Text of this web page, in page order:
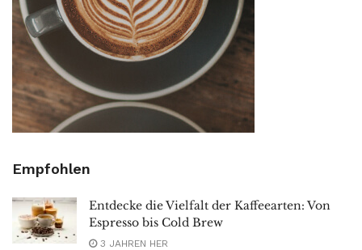
Empfohlen
Entdecke die Vielfalt der Kaffeearten: Von
Espresso bis Cold Brew
3 JAHREN HER